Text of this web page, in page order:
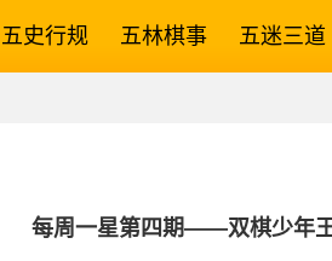
五史行规 五林棋事 五迷三道
每周一星第四期——双棋少年